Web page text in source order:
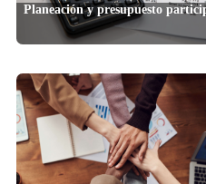
Planeación y presupuesto